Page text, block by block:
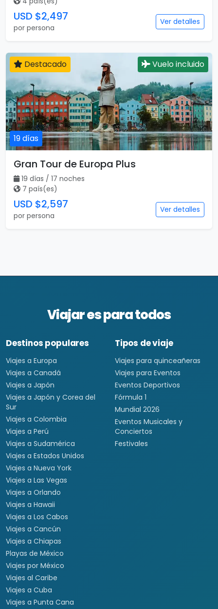
USD $2,497
por persona
Ver detalles
19 días
Destacado Vuelo incluido
Gran Tour de Europa Plus
19 días / 17 noches
7 país(es)
USD $2,597
por persona
Ver detalles
Viajar es para todos
Destinos populares
Viajes a Europa
Viajes a Canadá
Viajes a Japón
Viajes a Japón y Corea del
Sur
Viajes a Colombia
Viajes a Perú
Viajes a Sudamérica
Viajes a Estados Unidos
Viajes a Nueva York
Viajes a Las Vegas
Viajes a Orlando
Viajes a Hawaii
Viajes a Los Cabos
Viajes a Cancún
Viajes a Chiapas
Playas de México
Viajes por México
Viajes al Caribe
Viajes a Cuba
Viajes a Punta Cana
Tipos de viaje
Viajes para quinceañeras
Viajes para Eventos
Eventos Deportivos
Fórmula 1
Mundial 2026
Eventos Musicales y
Conciertos
Festivales